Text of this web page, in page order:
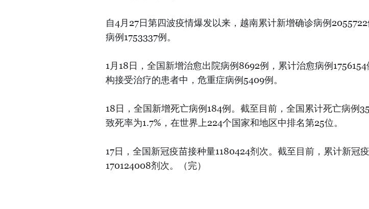
自4月27日第四波疫情爆发以来，越南累计新增确诊病例
病例1753337例。
1月18日，全国新增治愈出院病例8692例，累计治愈病例
构接受治疗的患者中，危重症病例5409例。
18日，全国新增死亡病例184例。截至目前，全国累计死亡病例
致死率为1.7%，在世界上224个国家和地区中排名第25位。
17日，全国新冠疫苗接种量1180424剂次。截至目前，累计新冠
170124008剂次。（完）